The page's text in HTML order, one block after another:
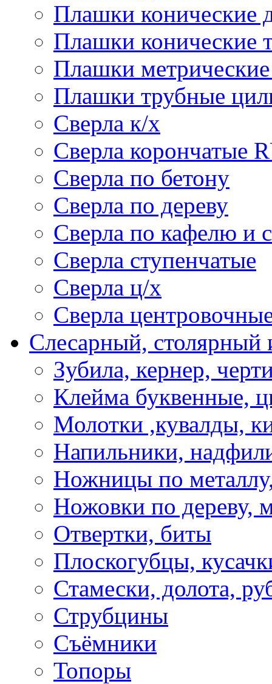
Плашки
Плашки конические
Плашки
Плашки трубные
Сверла к/х
Сверла корончатые
Сверла по бетону
Сверла по дереву
Сверла по кафелю и
Сверла ступенчатые
Сверла ц/х
Сверла
Слесарный, столярный
Зубила, кернер,
Клейма буквенные,
Молотки ,кувалды,
Напильники,
Ножницы по
Ножовки по дереву,
Отвертки, биты
Плоскогубцы,
Стамески, долота,
Струбцины
Съёмники
Топоры